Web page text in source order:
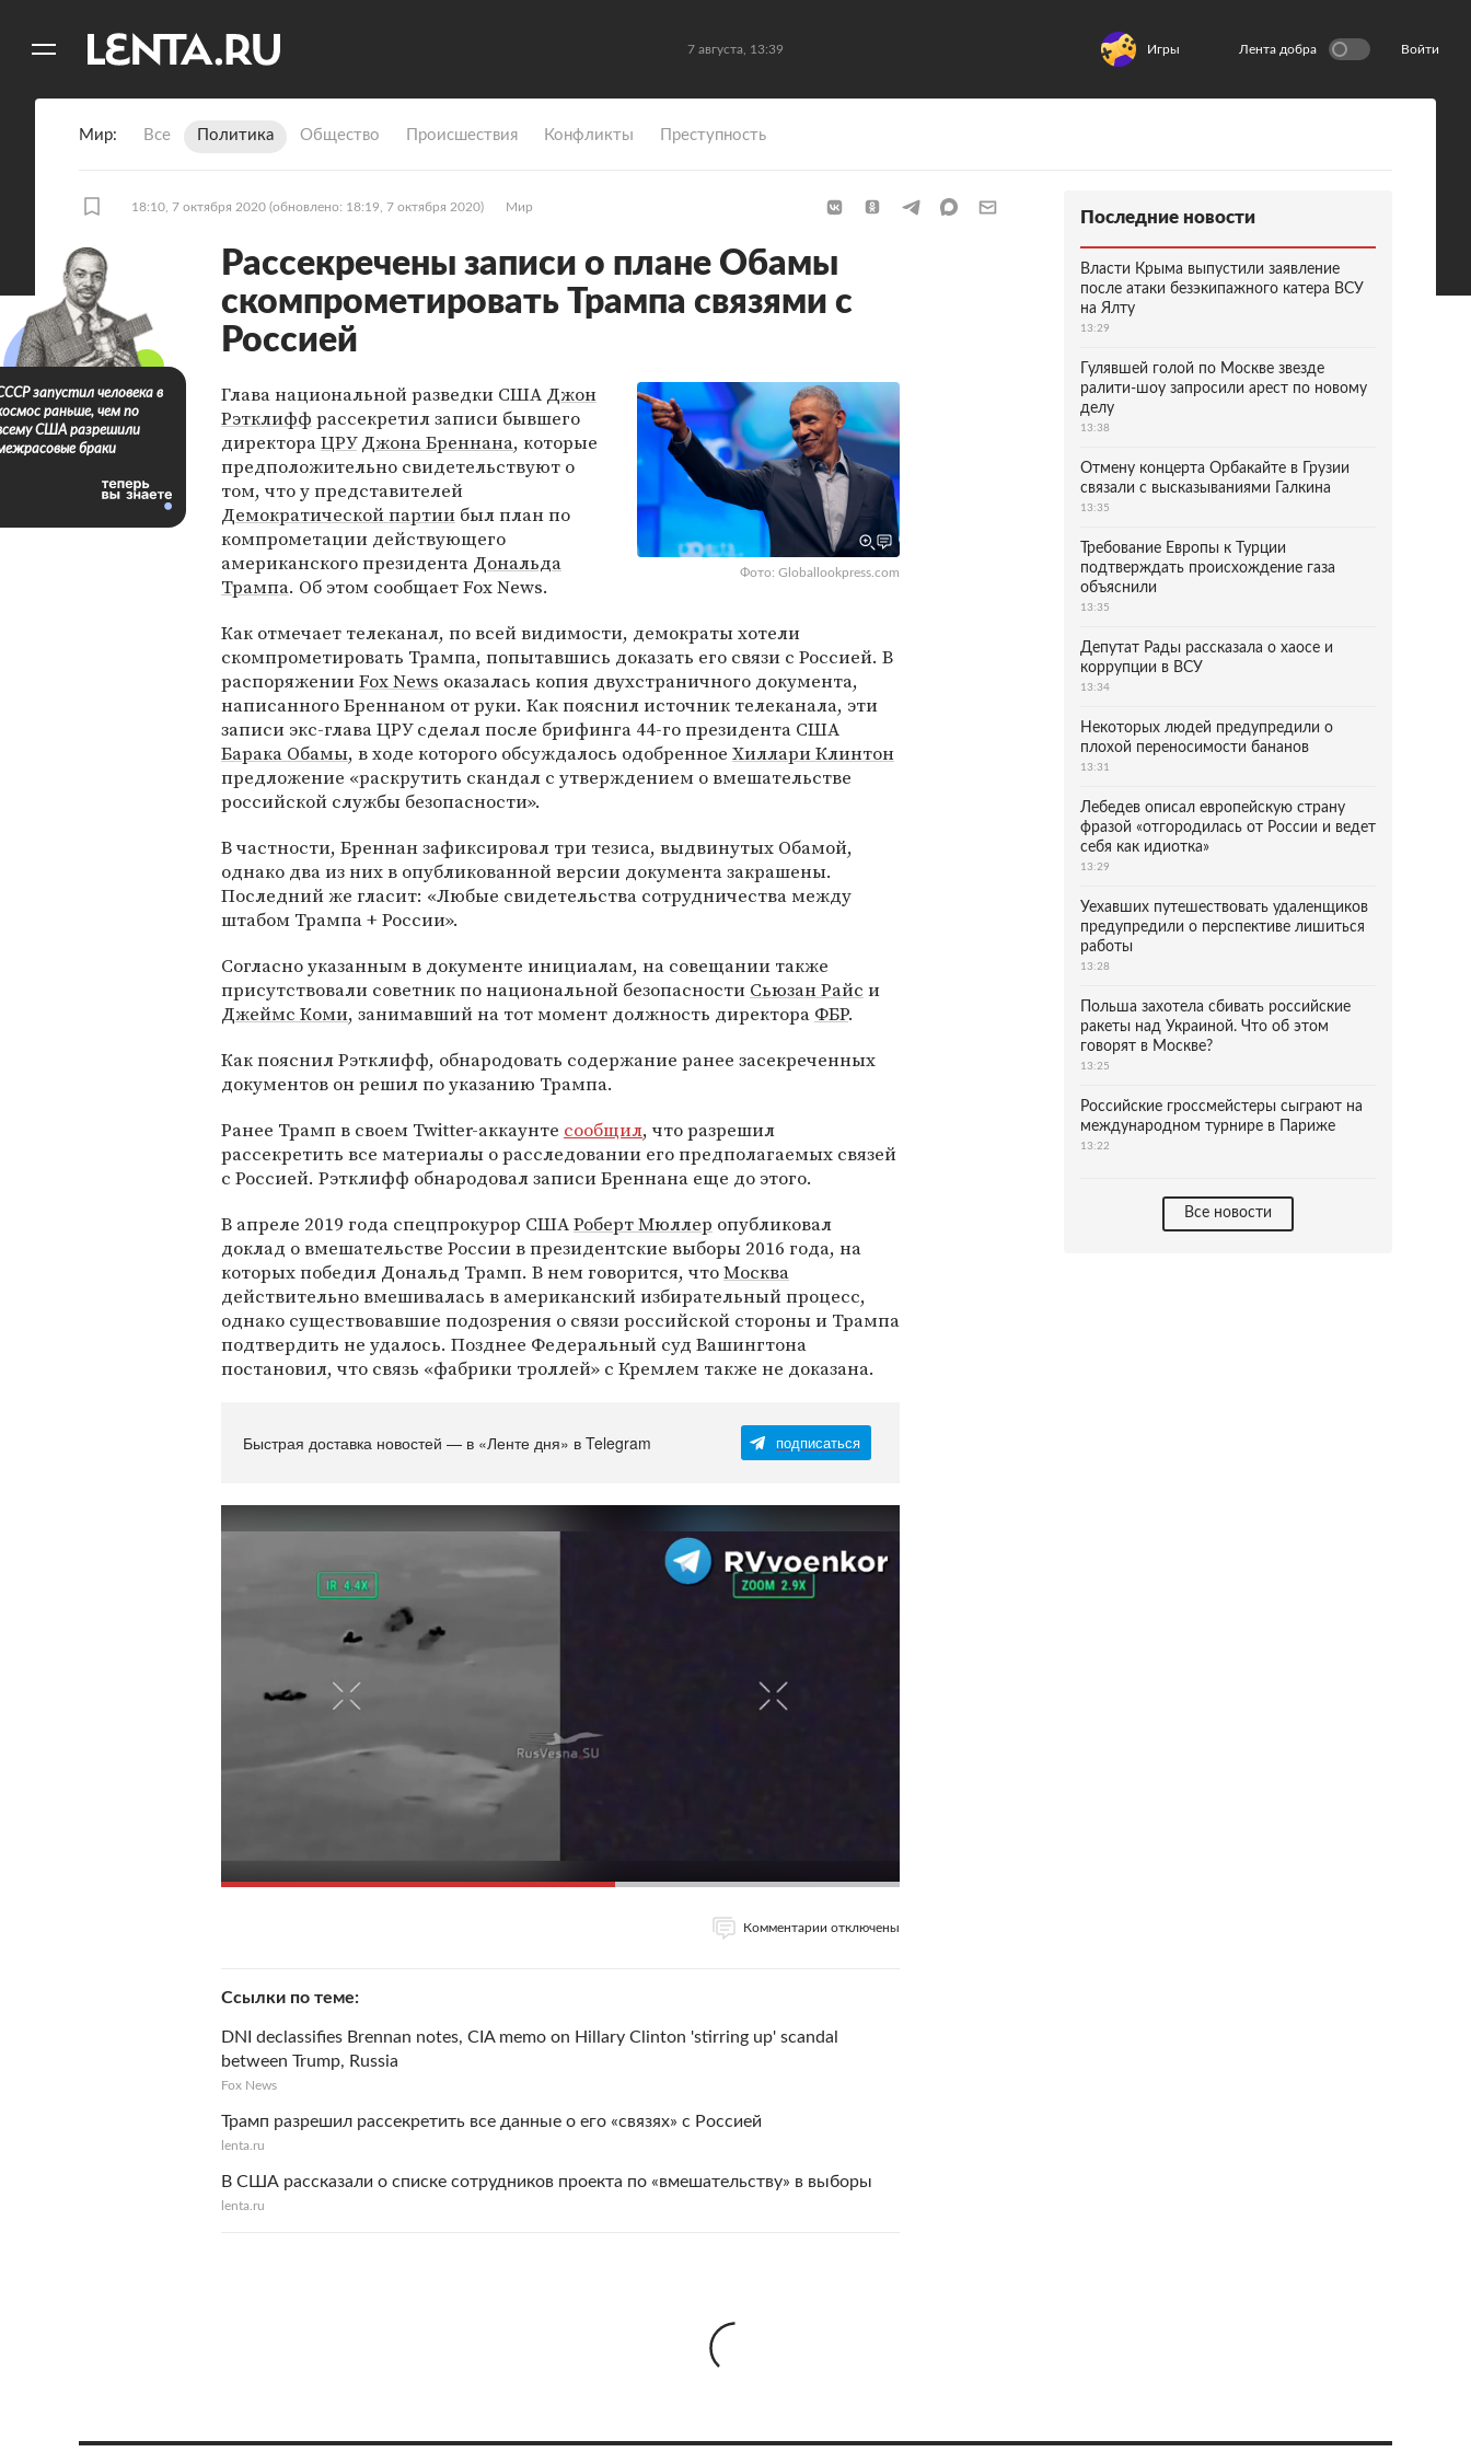
7 августа, 13:39 Игры Лента добра Войти
Мир Все Политика Общество Происшествия Конфликты Преступность
18:10, 7 октября 2020 (обновлено: 18:19, 7 октября 2020) Мир
Рассекречены записи о плане Обамы
скомпрометировать Трампа связями с
Россией
Фото: Globallookpress.com
Глава национальной разведки США Джон
Рэтклифф рассекретил записи бывшего
директораЦРУ Джона Бреннана, которые
предположительно свидетельствуют о
том, что у представителей
Демократической партии был план по
компрометации действующего
американского президента Дональда
Трампа. Об этом сообщает Fox News.
Как отмечает телеканал, по всей видимости, демократы хотели
скомпрометировать Трампа, попытавшись доказать его связи с Россией. В
распоряженииFox News оказалась копия двухстраничного документа,
написанного Бреннаном от руки. Как пояснил источник телеканала, эти
записи экс-глава ЦРУ сделал после брифинга 44-го президента США
Барака Обамы, в ходе которого обсуждалось одобренное Хиллари Клинтон
предложение «раскрутить скандал с утверждением о вмешательстве
российской службы безопасности».
В частности, Бреннан зафиксировал три тезиса, выдвинутых Обамой,
однако два из них в опубликованной версии документа закрашены.
Последний же гласит: «Любые свидетельства сотрудничества между
штабом Трампа + России».
Согласно указанным в документе инициалам, на совещании также
присутствовали советник по национальной безопасности Сьюзан Райс и
Джеймс Коми, занимавший на тот момент должность директора ФБР.
Как пояснил Рэтклифф, обнародовать содержание ранее засекреченных
документов он решил по указанию Трампа.
Ранее Трамп в своем Twitter-аккаунте сообщил, что разрешил
рассекретить все материалы о расследовании его предполагаемых связей
с Россией. Рэтклифф обнародовал записи Бреннана еще до этого.
В апреле 2019 года спецпрокурор СШАРоберт Мюллер опубликовал
доклад о вмешательстве России в президентские выборы 2016 года, на
которых победил Дональд Трамп. В нем говорится, чтоМосква
действительно вмешивалась в американский избирательный процесс,
однако существовавшие подозрения о связи российской стороны и Трампа
подтвердить не удалось. Позднее Федеральный суд Вашингтона
постановил, что связь «фабрики троллей» с Кремлем также не доказана.
Быстрая доставка новостей — в «Ленте дня» в Telegram подписаться
Комментарии отключены
Ссылки по теме
DNI declassifies Brennan notes, CIA memo on Hillary Clinton 'stirring up' scandal
between Trump, Russia
Fox News
Трамп разрешил рассекретить все данные о его «связях» с Россией
lenta.ru
В США рассказали о списке сотрудников проекта по «вмешательству» в выборы
lenta.ru
запустил человека в
раньше, чем по
США разрешили
браки
Последние новости
Власти Крыма выпустили заявление
после атаки безэкипажного катера ВСУ
на Ялту
13:29
Гулявшей голой по Москве звезде
ралити-шоу запросили арест по новому
делу
13:38
Отмену концерта Орбакайте в Грузии
связали с высказываниями Галкина
13:35
Требование Европы к Турции
подтверждать происхождение газа
объяснили
13:35
Депутат Рады рассказала о хаосе и
коррупции в ВСУ
13:34
Некоторых людей предупредили о
плохой переносимости бананов
13:31
Лебедев описал европейскую страну
фразой «отгородилась от России и ведет
себя как идиотка»
13:29
Уехавших путешествовать удаленщиков
предупредили о перспективе лишиться
работы
13:28
Польша захотела сбивать российские
ракеты над Украиной. Что об этом
говорят в Москве?
13:25
Российские гроссмейстеры сыграют на
международном турнире в Париже
13:22
Все новости